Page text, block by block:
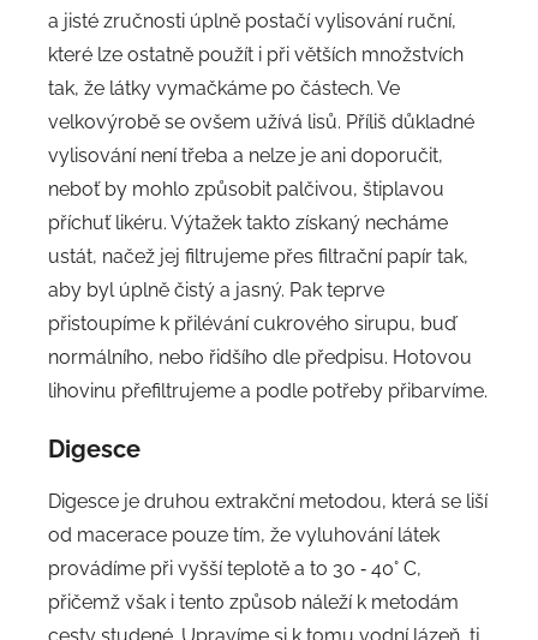
a jisté zručnosti úplně postačí vylisování ruční,
které lze ostatně použít i při větších množstvích
tak, že látky vymačkáme po částech. Ve
velkovýrobě se ovšem užívá lisů. Příliš důkladné
vylisování není třeba a nelze je ani doporučit,
neboť by mohlo způsobit palčivou, štiplavou
příchuť likéru. Výtažek takto získaný necháme
ustát, načež jej filtrujeme přes filtrační papír tak,
aby byl úplně čistý a jasný. Pak teprve
přistoupíme k přilévání cukrového sirupu, buď
normálního, nebo řidšího dle předpisu. Hotovou
lihovinu přefiltrujeme a podle potřeby přibarvíme.
Digesce
Digesce je druhou extrakční metodou, která se liší
od macerace pouze tím, že vyluhování látek
provádíme při vyšší teplotě a to 30 ‑ 40° C,
přičemž však i tento způsob náleží k metodám